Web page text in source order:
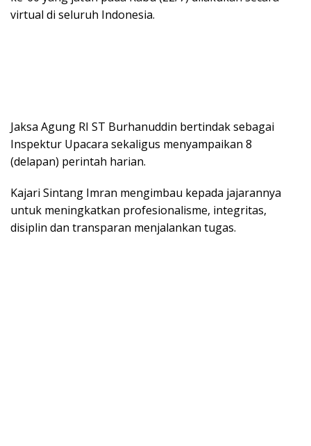
virtual di seluruh Indonesia.
Jaksa Agung RI ST Burhanuddin bertindak sebagai
Inspektur Upacara sekaligus menyampaikan 8
(delapan) perintah harian.
Kajari Sintang Imran mengimbau kepada jajarannya
untuk meningkatkan profesionalisme, integritas,
disiplin dan transparan menjalankan tugas.